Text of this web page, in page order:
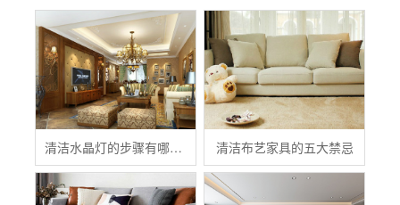
清洁水晶灯的步骤有哪些？ 清洁布艺家具的五大禁忌